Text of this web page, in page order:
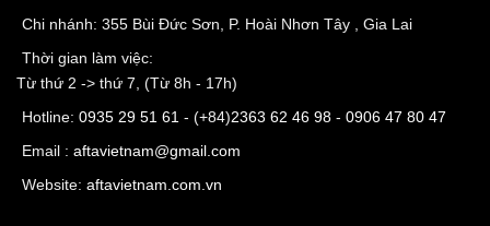
Chi nhánh: 355 Bùi Đức Sơn, P. Hoài Nhơn Tây , Gia Lai
Thời gian làm việc:
Từ thứ 2 -> thứ 7, (Từ 8h - 17h)
Hotline: 0935 29 51 61 - (+84)2363 62 46 98 - 0906 47 80 47
Email : aftavietnam@gmail.com
Website: aftavietnam.com.vn